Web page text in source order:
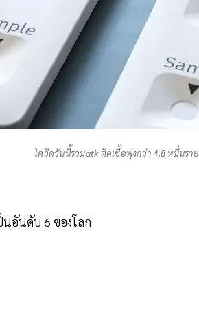
โควิดวันนี้รวมatk ติดเชื้อพุ่งกว่า 4.8 หมื่นราย
อันดับ 6 ของโลก